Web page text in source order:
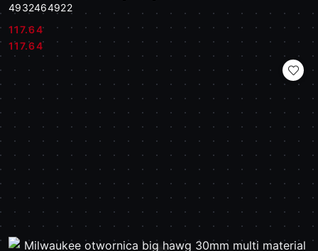
4932464922
Cena:
117.64
Cena:
117.64